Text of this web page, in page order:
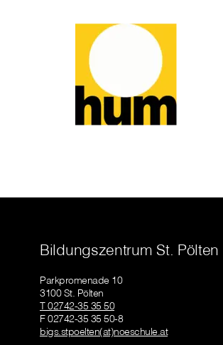
Bildungszentrum St. Pölten
Parkpromenade 10
3100 St. Pölten
T 02742-35 35 50
F 02742-35 35 50-8
bigs.stpoelten(at)noeschule.at